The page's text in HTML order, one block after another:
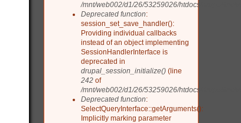
/mnt/web002/d1/26/53259026/htdocs/drupal/
Deprecated function:
session_set_save_handler():
Providing individual callbacks
instead of an object implementing
SessionHandlerInterface is
deprecated in
drupal_session_initialize() (line
242 of
/mnt/web002/d1/26/53259026/htdocs/drupal/
Deprecated function:
SelectQueryInterface::getArguments():
Implicitly marking parameter